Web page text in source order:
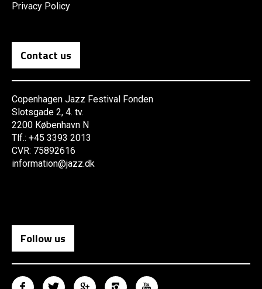
Privacy Policy
Contact us
Copenhagen Jazz Festival Fonden
Slotsgade 2, 4. tv.
2200 København N
Tlf.: +45 3393 2013
CVR: 75892616
information@jazz.dk
Follow us